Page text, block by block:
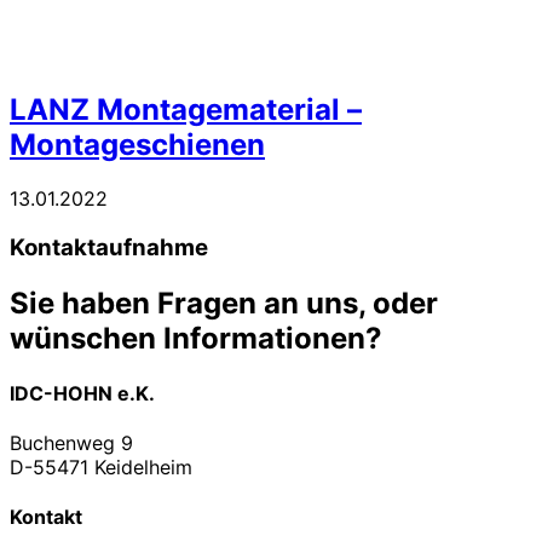
LANZ Montagematerial –
Montageschienen
13.01.2022
Kontaktaufnahme
Sie haben Fragen an uns, oder
wünschen Informationen?
IDC-HOHN e.K.
Buchenweg 9
D-55471 Keidelheim
Kontakt